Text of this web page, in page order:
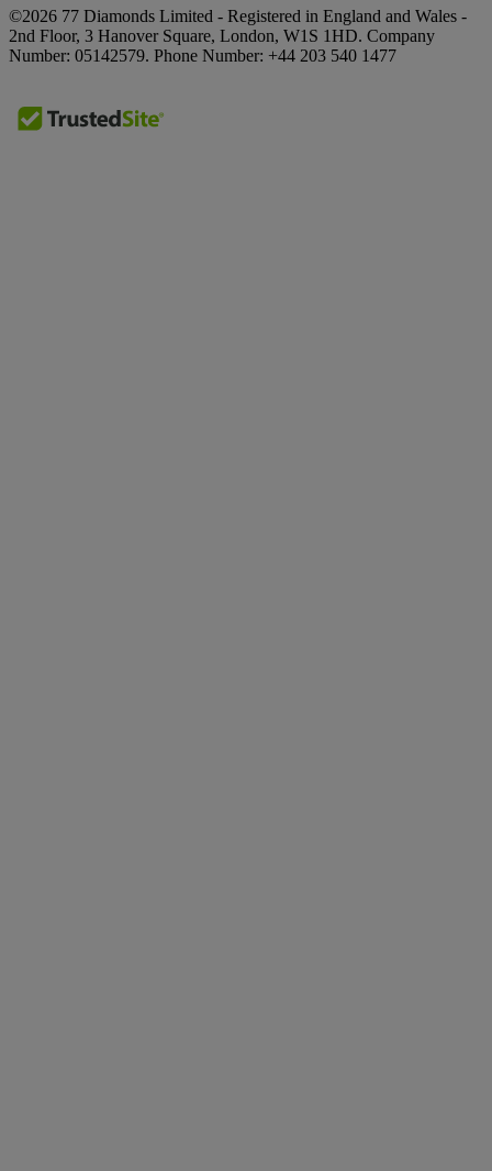
常见问题
交货和退货
税费计算器
我们的承诺
Cookie政策
《条款和条件》
©2026 77 Diamonds Limited - Registered in England and Wales -
2nd Floor, 3 Hanover Square, London, W1S 1HD. Company
Number: 05142579. Phone Number: +44 203 540 1477